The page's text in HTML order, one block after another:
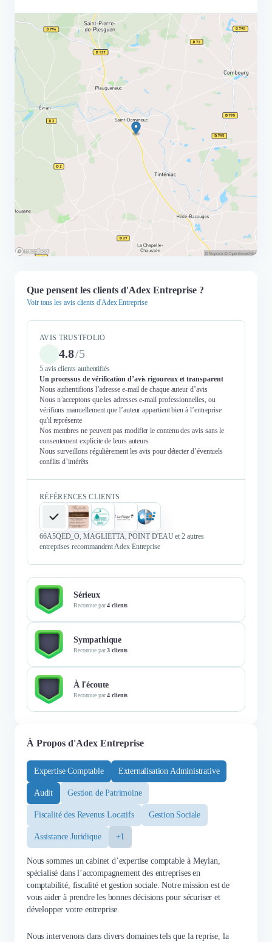
Que pensent les clients d'Adex Entreprise ?
Voir tous les avis clients d'Adex Entreprise
AVIS TRUSTFOLIO
4.8/5
5 avis clients authentifiés
Un processus de vérification d’avis rigoureux et transparent
Nous authentifions l’adresse e-mail de chaque auteur d’avis
Nous n’acceptons que les adresses e-mail professionnelles, ou
vérifions manuellement que l’auteur appartient bien à l’entreprise
qu'il représente
Nos membres ne peuvent pas modifier le contenu des avis sans le
consentement explicite de leurs auteurs
Nous surveillons régulièrement les avis pour détecter d’éventuels
conflits d’intérêts
RÉFÉRENCES CLIENTS
66A5QED_O, MAGLIETTA, POINT D'EAU et 2 autres
entreprises recommandent Adex Entreprise
Sérieux
Reconnue par4 clients
Sympathique
Reconnue par3 clients
À l'écoute
Reconnue par4 clients
À Propos d'Adex Entreprise
Expertise Comptable Externalisation Administrative
Audit Gestion de Patrimoine
Fiscalité des Revenus Locatifs Gestion Sociale
Assistance Juridique +1
Nous sommes un cabinet d’expertise comptable à Meylan,
spécialisé dans l’accompagnement des entreprises en
comptabilité, fiscalité et gestion sociale. Notre mission est de
vous aider à prendre les bonnes décisions pour sécuriser et
développer votre entreprise.
Nous intervenons dans divers domaines tels que la reprise, la